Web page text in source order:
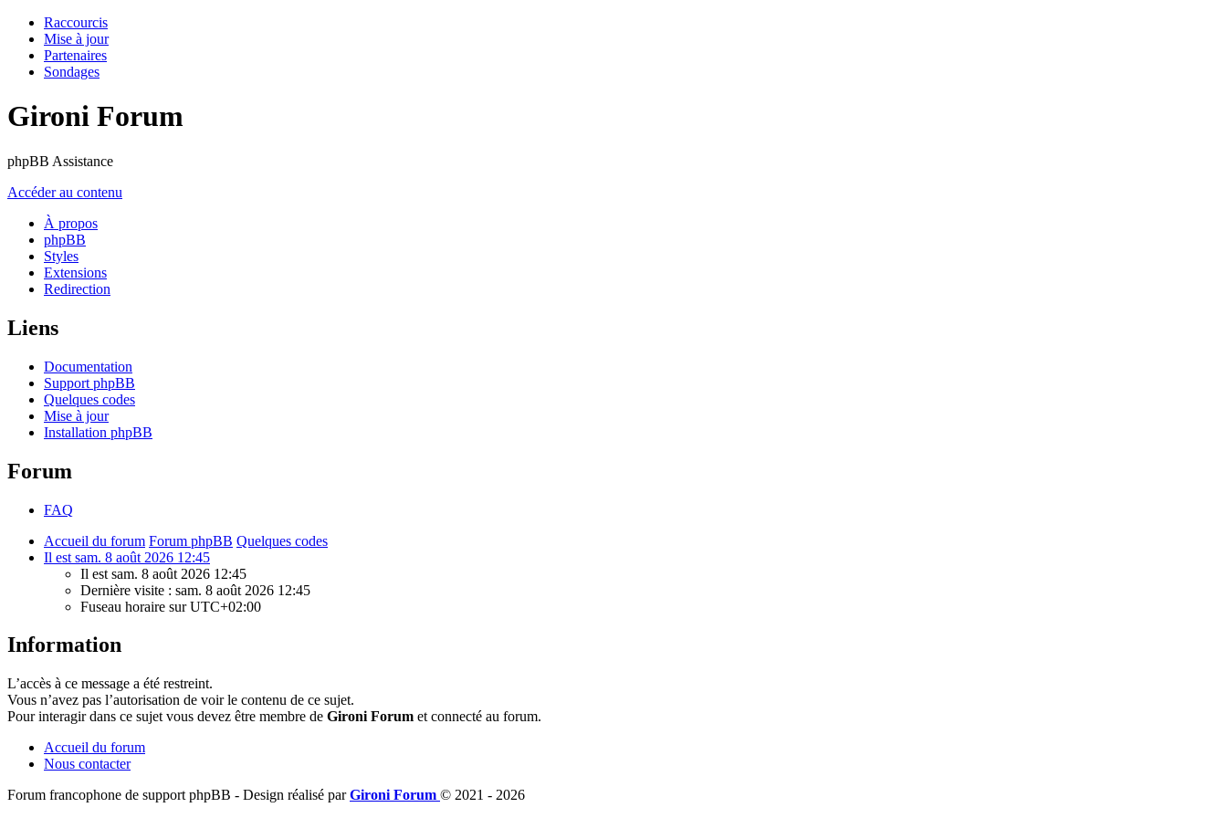
Raccourcis
Mise à jour
Partenaires
Sondages
Gironi Forum
phpBB Assistance
Accéder au contenu
À propos
phpBB
Styles
Extensions
Redirection
Liens
Documentation
Support phpBB
Quelques codes
Mise à jour
Installation phpBB
Forum
FAQ
Accueil du forum Forum phpBB Quelques codes
Il est sam. 8 août 2026 12:45
Il est sam. 8 août 2026 12:45
Dernière visite : sam. 8 août 2026 12:45
Fuseau horaire surUTC+02:00
Information
L’accès à ce message a été restreint.
Vous n’avez pas l’autorisation de voir le contenu de ce sujet.
Pour interagir dans ce sujet vous devez être membre de Gironi Forum et connecté au forum.
Accueil du forum
Nous contacter
Forum francophone de support phpBB - Design réalisé parGironi Forum © 2021 - 2026